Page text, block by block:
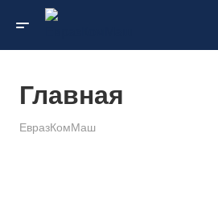
Главная
ЕвразКомМаш